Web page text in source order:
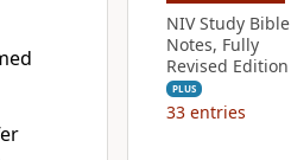
NIV Study Bible
Notes, Fully
Revised Edition
PLUS
33 entries